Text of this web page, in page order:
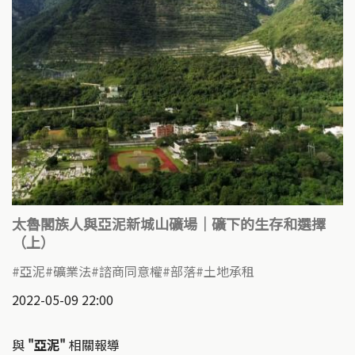
太魯閣族人與亞泥新城山礦場｜礦下的生存和選擇
（上）
亞泥 礦業法 諮商同意權 部落 土地承租
2022-05-09 22:00
與 "亞泥" 相關報導